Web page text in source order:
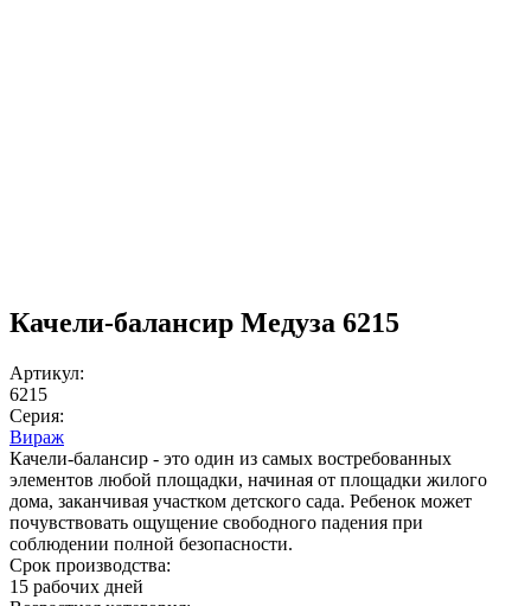
Качели-балансир Медуза 6215
Артикул:
6215
Серия:
Вираж
Качели-балансир - это один из самых востребованных
элементов любой площадки, начиная от площадки жилого
дома, заканчивая участком детского сада. Ребенок может
почувствовать ощущение свободного падения при
соблюдении полной безопасности.
Срок производства:
15 рабочих дней